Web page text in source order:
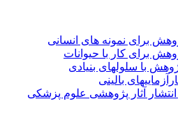
برای نمونه های انسانی
برای کار با حیوانات
با سلولهای بنیادی
بالینی
آثار پژوهشی علوم پزشکی